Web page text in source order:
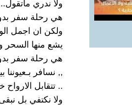
ولا ندري ماتقول..
هي رحلة سفر
ولكن ان اجمل
يشع منها السحر
هي رحلة سفر
,, نسافر
.. تتقابل الارواح
ولا نكتفي بل